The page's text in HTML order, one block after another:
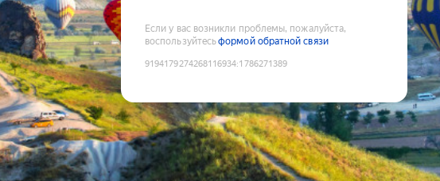
Если у вас возникли проблемы, пожалуйста,
воспользуйтесьформой обратной связи
9194179274268116934:1786271389